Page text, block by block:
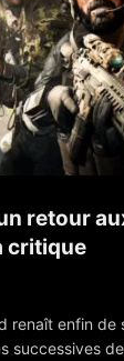
retour
critique
renaît enfin de
successives